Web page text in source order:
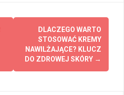
DLACZEGO WARTO
STOSOWAĆ KREMY
NAWILŻAJĄCE? KLUCZ
DO ZDROWEJ SKÓRY →